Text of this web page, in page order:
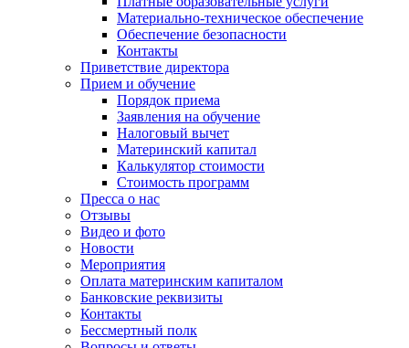
Материально-техническое обеспечение
Обеспечение безопасности
Контакты
Приветствие директора
Прием и обучение
Порядок приема
Заявления на обучение
Налоговый вычет
Материнский капитал
Калькулятор стоимости
Стоимость программ
Пресса о нас
Отзывы
Видео и фото
Новости
Мероприятия
Оплата материнским капиталом
Банковские реквизиты
Контакты
Бессмертный полк